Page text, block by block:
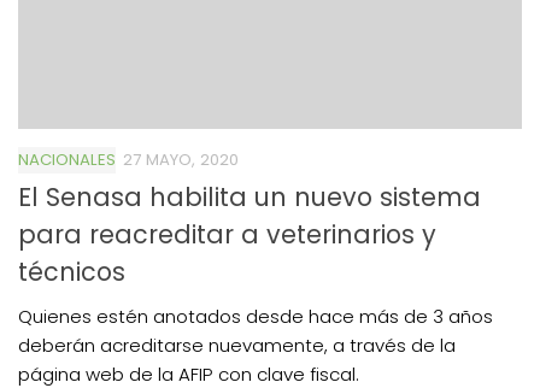
NACIONALES 27 MAYO, 2020
El Senasa habilita un nuevo sistema
para reacreditar a veterinarios y
técnicos
Quienes estén anotados desde hace más de 3 años
deberán acreditarse nuevamente, a través de la
página web de la AFIP con clave fiscal.